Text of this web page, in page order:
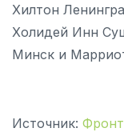
Хилтон
Холидей Инн
Минск и
Источник: